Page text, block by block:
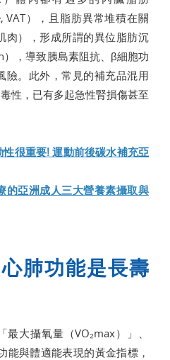
VAT），且脂肪異常堆積在關
肉），形成所謂的異位脂肪沉
，導致胰島素阻抗、β細胞功
險。此外，常見的補充品混用
性，已有多起急性腎損傷甚至
很重要! 運動前後碳水補充亞
的亞洲成人三大營養素攝取與
肺功能是長壽
最大攝氧量（VO₂max）」、
能與體適能表現的黃金指標，